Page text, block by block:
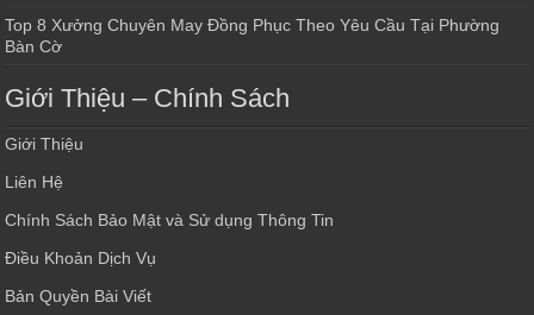
Top 8 Xưởng Chuyên May Đồng Phục Theo Yêu Cầu Tại Phường
Bàn Cờ
Giới Thiệu – Chính Sách
Giới Thiệu
Liên Hệ
Chính Sách Bảo Mật và Sử dụng Thông Tin
Điều Khoản Dịch Vụ
Bản Quyền Bài Viết